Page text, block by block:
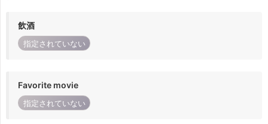
飲酒
指定されていない
Favorite movie
指定されていない